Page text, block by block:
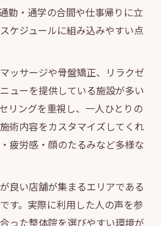
勤・通学の合間や仕事帰りに立
ケジュールに組み込みやすい点
ッサージや骨盤矯正、リラクゼ
ューを提供している施設が多い
リングを重視し、一人ひとりの
術内容をカスタマイズしてくれ
疲労感・顔のたるみなど多様な
良い店舗が集まるエリアである
す。実際に利用した人の声を参
った整体院を選びやすい環境が